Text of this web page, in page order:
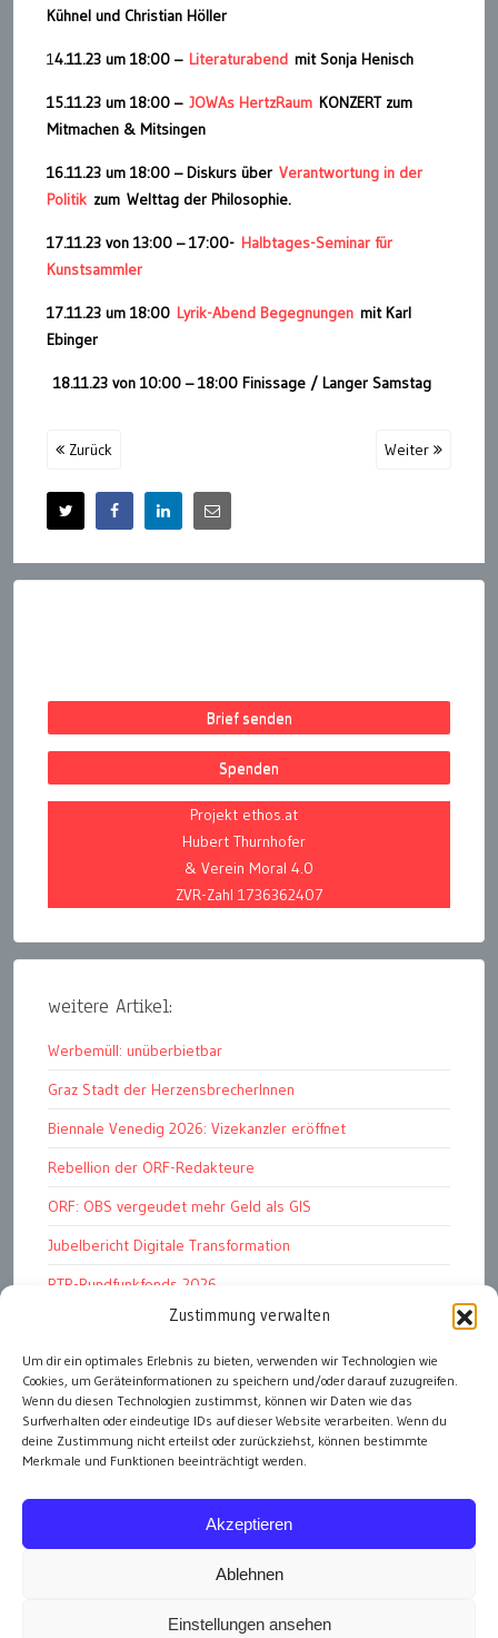
Zustimmung verwalten
Um dir ein optimales Erlebnis zu bieten, verwenden wir Technologien wie
Cookies, um Geräteinformationen zu speichern und/oder darauf zuzugreifen.
Wenn du diesen Technologien zustimmst, können wir Daten wie das
Surfverhalten oder eindeutige IDs auf dieser Website verarbeiten. Wenn du
deine Zustimmung nicht erteilst oder zurückziehst, können bestimmte
Merkmale und Funktionen beeinträchtigt werden.
Akzeptieren
Ablehnen
Einstellungen ansehen
Kühnel und Christian Höller
14.11.23 um 18:00 – Literaturabend mit Sonja Henisch
15.11.23 um 18:00 – JOWAs HertzRaum KONZERT zum
Mitmachen & Mitsingen
16.11.23 um 18:00 – Diskurs über Verantwortung in der
Politik zum Welttag der Philosophie.
17.11.23 von 13:00 – 17:00- Halbtages-Seminar für
Kunstsammler
17.11.23 um 18:00 Lyrik-Abend Begegnungen mit Karl
Ebinger
18.11.23 von 10:00 – 18:00 Finissage / Langer Samstag
Zurück Weiter
Brief senden
Spenden
Projekt ethos.at
Hubert Thurnhofer
& Verein Moral 4.0
ZVR-Zahl 1736362407
weitere Artikel:
Werbemüll: unüberbietbar
Graz Stadt der HerzensbrecherInnen
Biennale Venedig 2026: Vizekanzler eröffnet
Rebellion der ORF-Redakteure
ORF: OBS vergeudet mehr Geld als GIS
Jubelbericht Digitale Transformation
RTR-Rundfunkfonds 2026
Kunstmarkt: Noble Begierden
Woher kommen die „Wiederösterreicher“?
DDR 4.0: Der Fall Dr Witzschel u.a.
alle Artikel
Impressum